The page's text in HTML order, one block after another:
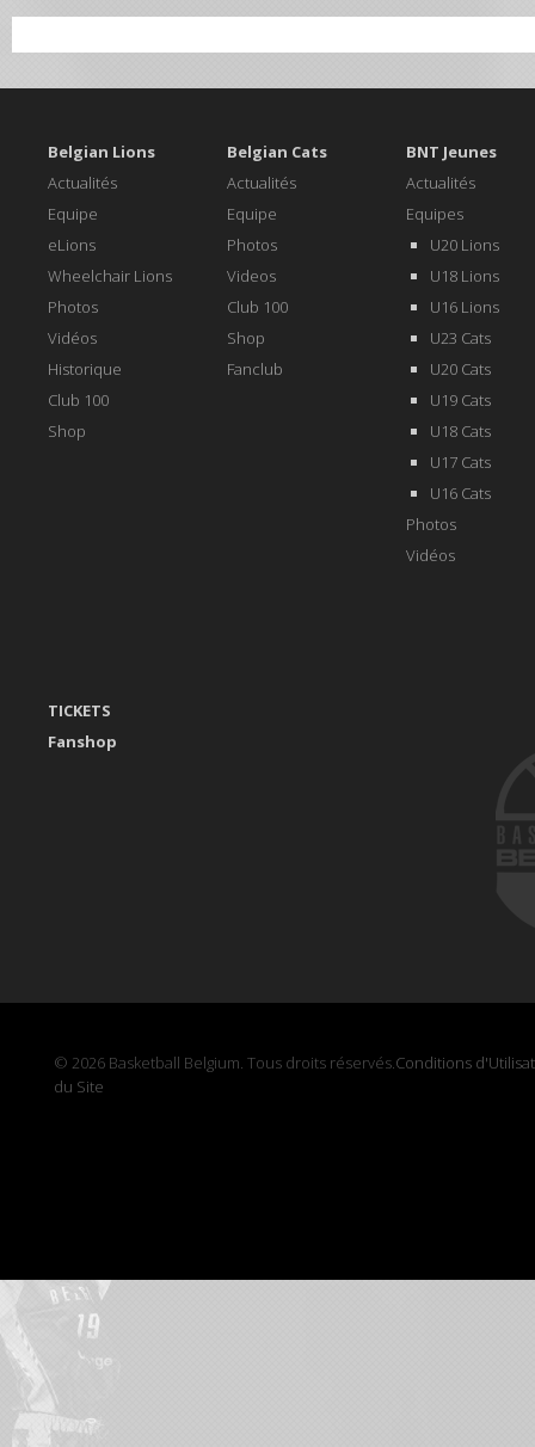
Belgian Lions
Actualités
Equipe
eLions
Wheelchair Lions
Photos
Vidéos
Historique
Club 100
Shop
Belgian Cats
Actualités
Equipe
Photos
Videos
Club 100
Shop
Fanclub
BNT Jeunes
Actualités
Equipes
U20 Lions
U18 Lions
U16 Lions
U23 Cats
U20 Cats
U19 Cats
U18 Cats
U17 Cats
U16 Cats
Photos
Vidéos
TICKETS
Fanshop
© 2026 Basketball Belgium. Tous droits réservés.Conditions
du Site